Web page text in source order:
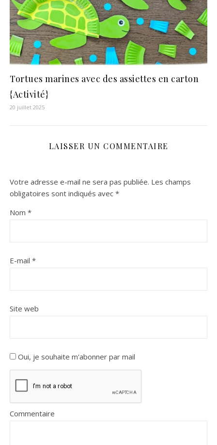
Tortues marines avec des assiettes en carton
{Activité}
20 juillet 2025
LAISSER UN COMMENTAIRE
Votre adresse e-mail ne sera pas publiée. Les champs
obligatoires sont indiqués avec *
Nom *
E-mail *
Site web
Oui, je souhaite m'abonner par mail
Commentaire